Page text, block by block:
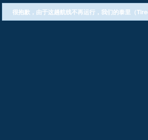
管理预定
很抱歉，由于这趟航线不再运行，我们的泰里（